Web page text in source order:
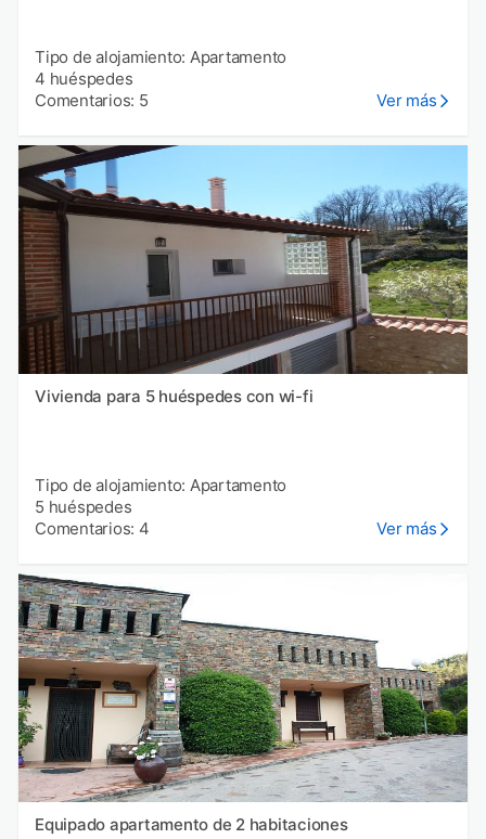
Tipo de alojamiento: Apartamento
4 huéspedes
Comentarios: 5
Ver más
Vivienda para 5 huéspedes con wi-fi
Tipo de alojamiento: Apartamento
5 huéspedes
Comentarios: 4
Ver más
Equipado apartamento de 2 habitaciones